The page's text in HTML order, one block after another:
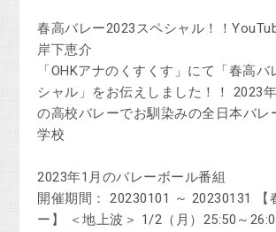
春高バレー2023スペシャル！！
岸下恵介
「OHKアナのくすくす」にて「春高
シャル」をお伝えしました！！ 2023
の高校バレーでお馴染みの全日本バレ
学校
2023年1月のバレーボール番組
開催期間： 20230101 ～ 20230131 【
ー】 ＜地上波＞ 1/2（月）25:50～